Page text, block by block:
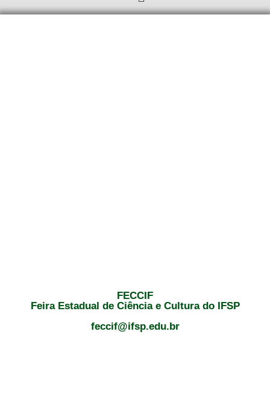
FECCIF
Feira Estadual de Ciência e Cultura do IFSP
feccif@ifsp.edu.br